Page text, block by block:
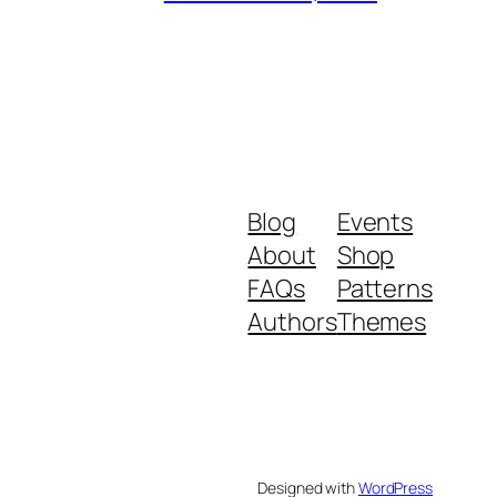
Blog
About
FAQs
Authors
Events
Shop
Patterns
Themes
Designed withWordPress